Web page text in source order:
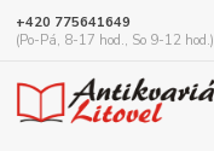
+420 775641649
(Po-Pá, 8-17 hod., So 9-12 hod.)